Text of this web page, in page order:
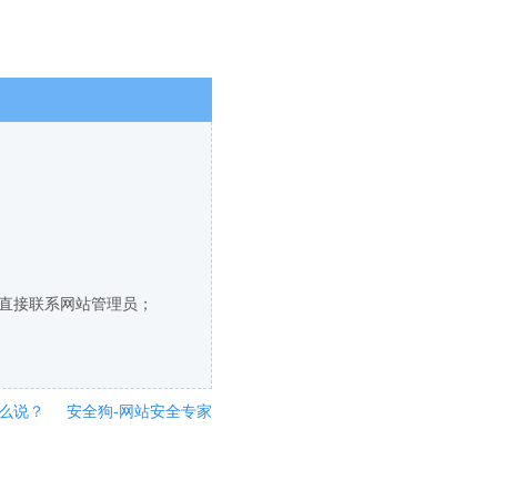
接联系网站管理员；
说？ 安全狗-网站安全专家